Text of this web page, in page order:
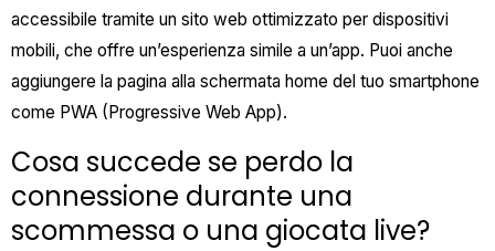
accessibile tramite un sito web ottimizzato per dispositivi
mobili, che offre un’esperienza simile a un’app. Puoi anche
aggiungere la pagina alla schermata home del tuo smartphone
come PWA (Progressive Web App).
Cosa succede se perdo la
connessione durante una
scommessa o una giocata live?